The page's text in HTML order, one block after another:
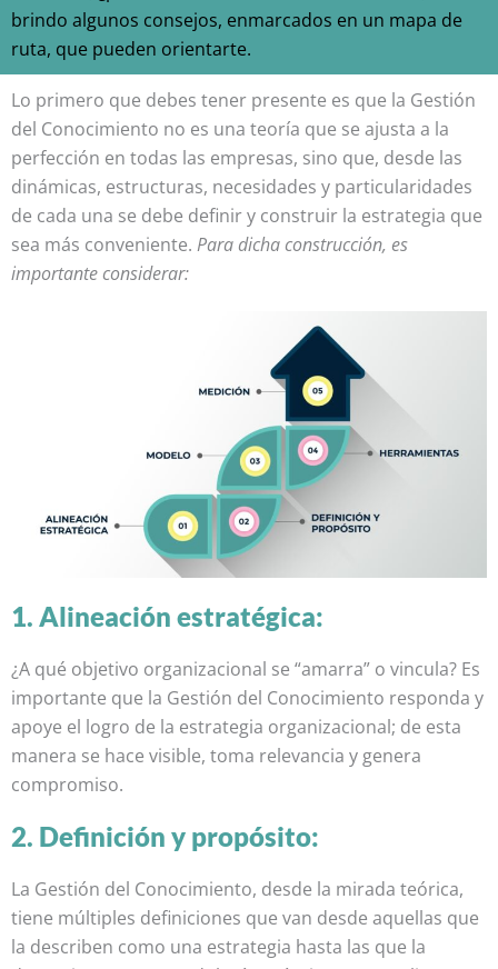
brindo algunos consejos, enmarcados en un mapa de
ruta, que pueden orientarte.
Lo primero que debes tener presente es que la Gestión
del Conocimiento no es una teoría que se ajusta a la
perfección en todas las empresas, sino que, desde las
dinámicas, estructuras, necesidades y particularidades
de cada una se debe definir y construir la estrategia que
sea más conveniente. Para dicha construcción, es
importante considerar:
1. Alineación estratégica:
¿A qué objetivo organizacional se “amarra” o vincula? Es
importante que la Gestión del Conocimiento responda y
apoye el logro de la estrategia organizacional; de esta
manera se hace visible, toma relevancia y genera
compromiso.
2. Definición y propósito:
La Gestión del Conocimiento, desde la mirada teórica,
tiene múltiples definiciones que van desde aquellas que
la describen como una estrategia hasta las que la